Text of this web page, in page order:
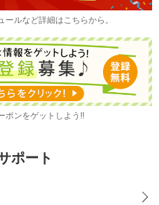
ルなど詳細はこちらから。
ポンをゲットしよう!!
ポート